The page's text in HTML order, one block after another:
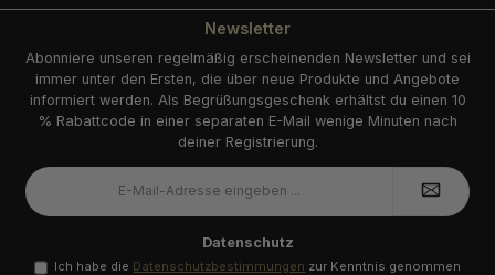
Newsletter
Abonniere unseren regelmäßig erscheinenden Newsletter und sei
immer unter den Ersten, die über neue Produkte und Angebote
informiert werden. Als Begrüßungsgeschenk erhältst du einen 10
% Rabattcode in einer separaten E-Mail wenige Minuten nach
deiner Registrierung.
E-
Mail-
Adresse
Datenschutz
Ich habe die Datenschutzbestimmungen zur Kenntnis genommen